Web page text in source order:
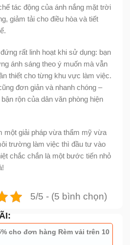
tác động của ánh nắng mặt trời
giảm tải cho điều hòa và tiết
rất linh hoạt khi sử dụng: bạn
ánh sáng theo ý muốn mà vẫn
thiết cho từng khu vực làm việc.
đơn giản và nhanh chóng –
rộn của dân văn phòng hiện
một giải pháp vừa thẩm mỹ vừa
trường làm việc thì đầu tư vào
chắc chắn là một bước tiến nhỏ
5/5 - (5 bình chọn)
cho đơn hàng Rèm vải trên 10